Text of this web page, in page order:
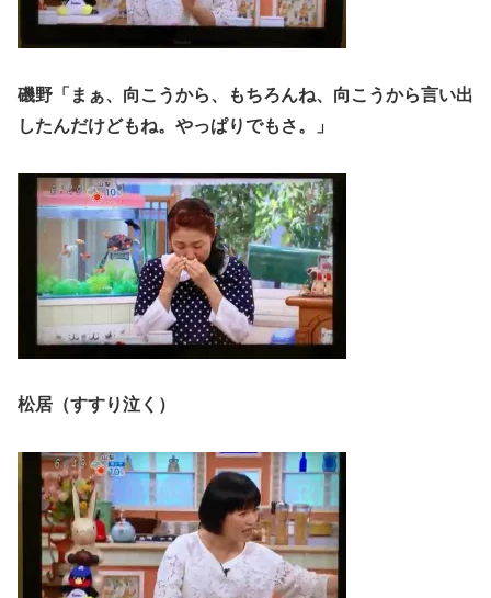
磯野「まぁ、向こうから、もちろんね、向こうから言い出
したんだけどもね。やっぱりでもさ。」
松居（すすり泣く）